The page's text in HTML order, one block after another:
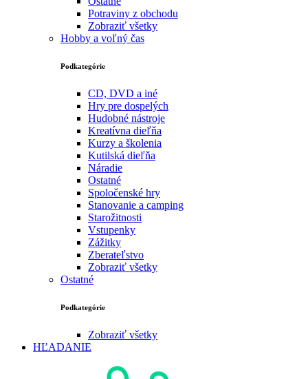
Potraviny z obchodu
Zobraziť všetky
Hobby a voľný čas
Podkategórie
CD, DVD a iné
Hry pre dospelých
Hudobné nástroje
Kreatívna dieľňa
Kurzy a školenia
Kutilská dieľňa
Náradie
Ostatné
Spoločenské hry
Stanovanie a camping
Starožitnosti
Vstupenky
Zážitky
Zberateľstvo
Zobraziť všetky
Ostatné
Podkategórie
Zobraziť všetky
HĽADANIE